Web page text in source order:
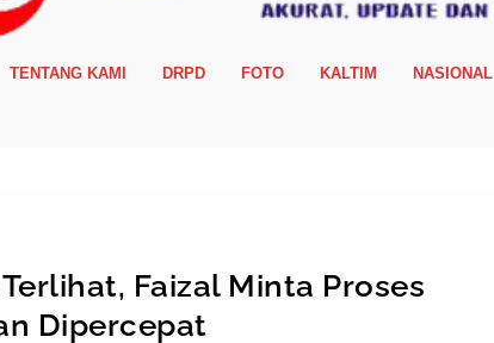
TENTANG KAMI DRPD FOTO KALTIM NASIONAL
Faizal Minta Proses
Dipercepat